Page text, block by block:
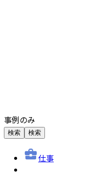
事例のみ
検索 検索
仕事